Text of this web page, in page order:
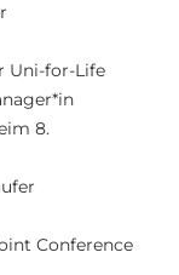
Uni-for-Life
8.
Conference